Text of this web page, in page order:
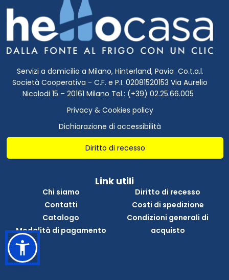
Servizi a domicilio a Milano, Hinterland, Pavia Co.t.a.l.
Società Cooperativa - C.F. e P.I. 02081520153 Via Aurelio
Nicolodi 15 – 20161 Milano Tel.: (+39) 02.25.66.005
Privacy & Cookies policy
Dichiarazione di accessibilità
Diritto di recesso
Link utili
Chi siamo
Contatti
Catalogo
Modalità di pagamento
Diritto di recesso
Costi di spedizione
Condizioni generali di
acquisto